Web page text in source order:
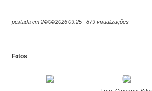
postada em 24/04/2026 09:25 - 879 visualizações
Fotos